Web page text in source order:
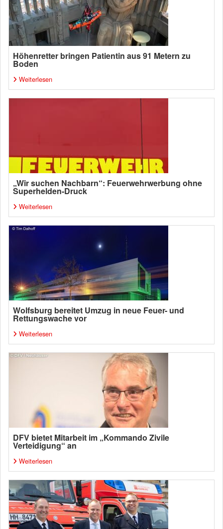
Höhenretter bringen Patientin aus 91 Metern zu
Boden
Weiterlesen
„Wir suchen Nachbarn“: Feuerwehrwerbung ohne
Superhelden-Druck
Weiterlesen
Wolfsburg bereitet Umzug in neue Feuer- und
Rettungswache vor
Weiterlesen
DFV bietet Mitarbeit im „Kommando Zivile
Verteidigung“ an
Weiterlesen